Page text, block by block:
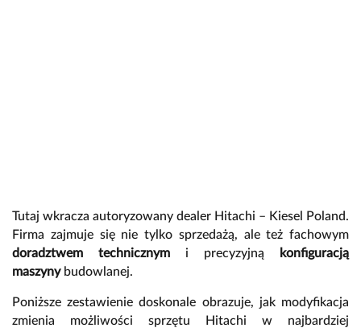
Tutaj wkracza autoryzowany dealer Hitachi – Kiesel Poland.
Firma zajmuje się nie tylko sprzedażą, ale też fachowym
doradztwem technicznym i precyzyjną
konfiguracją
maszynybudowlanej.
Poniższe zestawienie doskonale obrazuje, jak modyfikacja
zmienia możliwości sprzętu Hitachi w najbardziej